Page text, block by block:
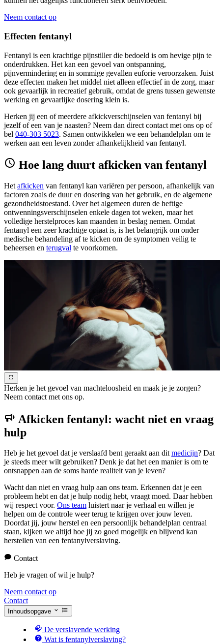
Neem contact op
Effecten fentanyl
Fentanyl is een krachtige pijnstiller die bedoeld is om hevige pijn te
onderdrukken. Het kan een gevoel van ontspanning,
pijnvermindering en in sommige gevallen euforie veroorzaken. Juist
deze effecten maken het middel niet alleen effectief in de zorg, maar
ook gevaarlijk in recreatief gebruik, omdat de grens tussen gewenste
werking en gevaarlijke dosering klein is.
Herken jij een of meerdere afkickverschijnselen van fentanyl bij
jezelf of een van je naasten? Neem dan direct contact met ons op of
bel 040-303 5023. Samen ontwikkelen we een behandelplan om te
werken aan een leven zonder afhankelijkheid van fentanyl.
Hoe lang duurt afkicken van fentanyl
Het afkicken van fentanyl kan variëren per persoon, afhankelijk van
factoren zoals de duur en dosering van het gebruik, en de algemene
gezondheidstoestand. Over het algemeen duren de heftige
ontwenningsverschijnselen enkele dagen tot weken, maar het
volledige herstelproces kan maanden in beslag nemen. Omdat
fentanyl een zeer krachtige opiaat is, is het belangrijk om onder
medische behandeling af te kicken om de symptomen veilig te
beheersen en terugval te voorkomen.
Herken je het gevoel van machteloosheid en maak je je zorgen?
Neem contact met ons op.
Afkicken fentanyl: wacht niet en vraag
hulp
Heb je het gevoel dat je verslaafd bent geraakt aan ditmedicijn? Dat
je steeds meer wilt gebruiken? Denk je dat het een manier is om te
ontsnappen aan de soms harde realiteit van je leven?
Wacht dan niet en vraag hulp aan ons team. Erkennen dat je een
probleem hebt en dat je hulp nodig hebt, vraagt moed. Daar hebben
wij respect voor. Ons team luistert naar je verhaal en willen je
helpen om de controle weer terug te krijgen over jouw leven.
Doordat jij, jouw herstel en een persoonlijk behandelplan centraal
staan, kijken we altijd hoe jij zo goed mogelijk en blijvend kan
herstellen van een fentanylverslaving.
Contact
Heb je vragen of wil je hulp?
Neem contact op
Contact
Inhoudsopgave
De verslavende werking
Wat is fentanylverslaving?